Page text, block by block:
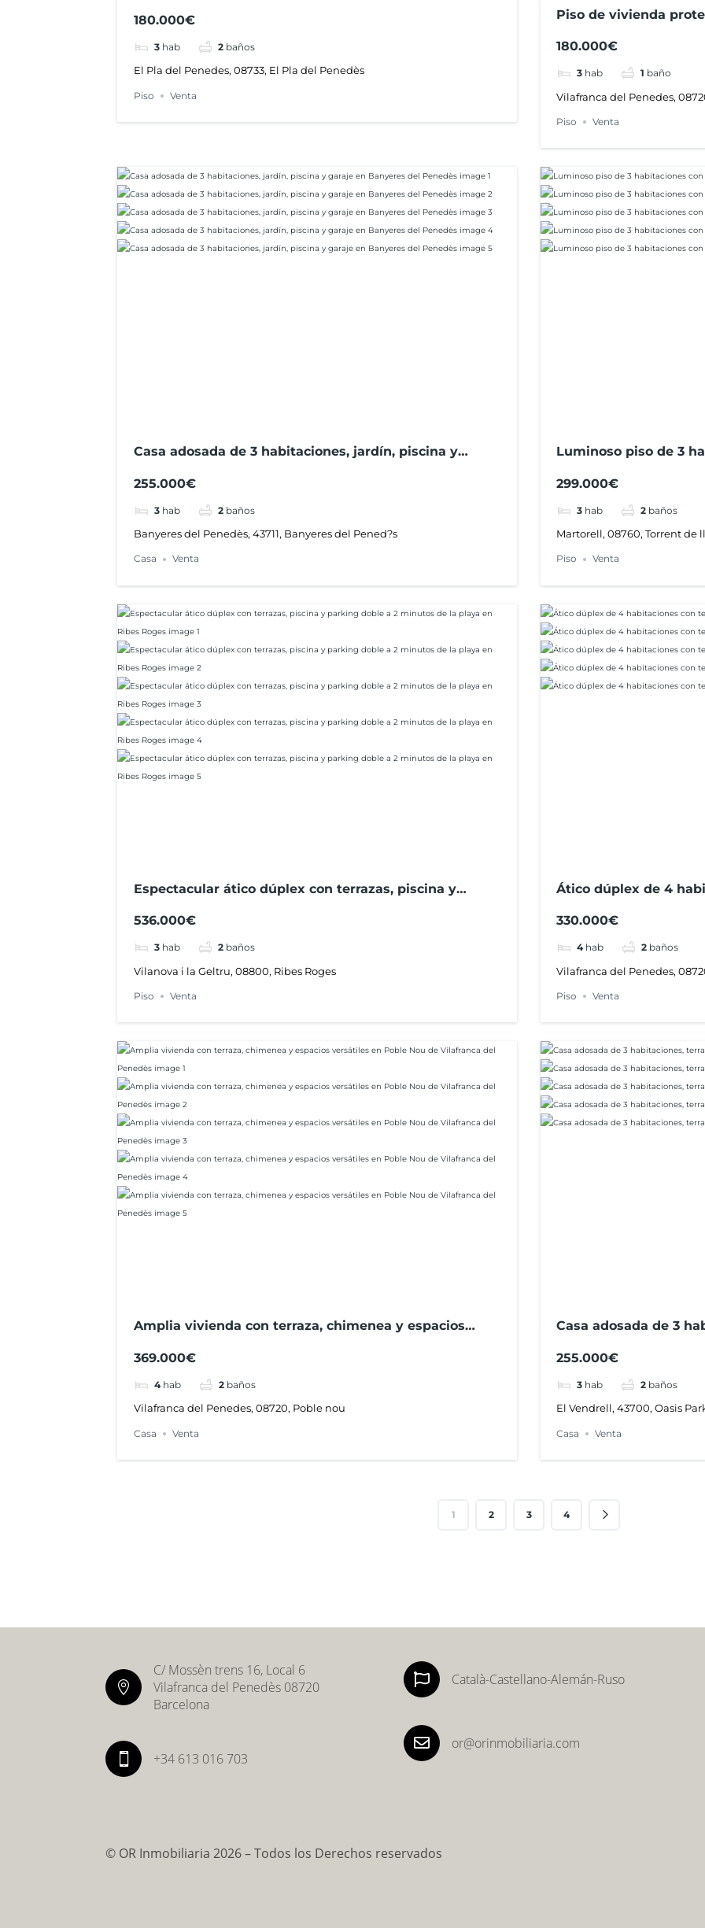
180.000€
3 hab 2 baños
El Pla del Penedes, 08733, El Pla del Penedès
Piso Venta
Piso de vivienda
Penedès
180.000€
3 hab 1 baño
Vilafranca del Penedes,
Piso Venta
Casa adosada de 3 habitaciones, jardín, piscina y
255.000€
3 hab 2 baños
Banyeres del Penedès, 43711, Banyeres del Pened?s
Casa Venta
Luminoso piso de 3
299.000€
3 hab 2 baños
Martorell, 08760, Torrent de
Piso Venta
Espectacular ático dúplex con terrazas, piscina y
536.000€
3 hab 2 baños
Vilanova i la Geltru, 08800, Ribes Roges
Piso Venta
Ático dúplex de 4
330.000€
4 hab 2 baños
Vilafranca del Penedes,
Piso Venta
Amplia vivienda con terraza, chimenea y espacios
369.000€
4 hab 2 baños
Vilafranca del Penedes, 08720, Poble nou
Casa Venta
Casa adosada de 3
255.000€
3 hab 2 baños
El Vendrell, 43700, Oasis
Casa Venta
1 2 3 4

C/ Mossèn trens 16, Local 6
Vilafranca del Penedès 08720
Barcelona
 +34 613 016 703
 Català-Castellano-Alemán-Ruso
 or@orinmobiliaria.com
© OR Inmobiliaria 2026 – Todos los Derechos reservados